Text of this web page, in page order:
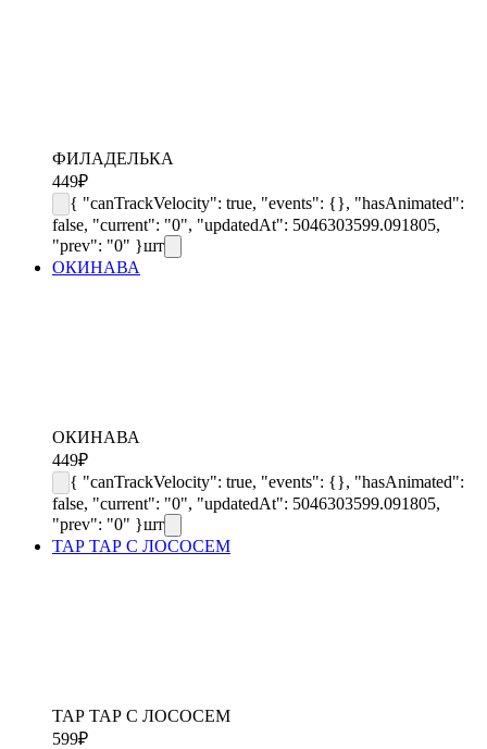
ФИЛАДЕЛЬКА
449₽
{ "canTrackVelocity": true, "events": {}, "hasAnimated":
false, "current": "0", "updatedAt": 5046303599.091805,
"prev": "0" }шт
ОКИНАВА
ОКИНАВА
449₽
{ "canTrackVelocity": true, "events": {}, "hasAnimated":
false, "current": "0", "updatedAt": 5046303599.091805,
"prev": "0" }шт
ТАР ТАР С ЛОСОСЕМ
ТАР ТАР С ЛОСОСЕМ
599₽